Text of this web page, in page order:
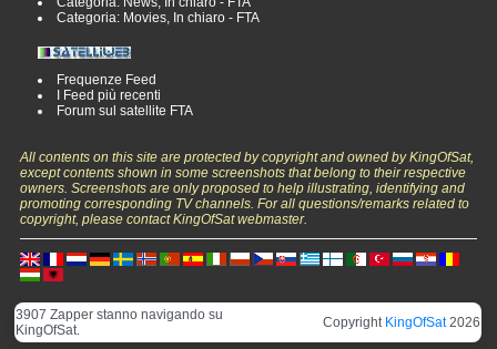
Categoria: Movies, In chiaro - FTA
Frequenze Feed
I Feed più recenti
Forum sul satellite FTA
All contents on this site are protected by copyright and owned by KingOfSat,
except contents shown in some screenshots that belong to their respective
owners. Screenshots are only proposed to help illustrating, identifying and
promoting corresponding TV channels. For all questions/remarks related to
copyright, please contact KingOfSat webmaster.
3907 Zapper stanno navigando su
KingOfSat.
Copyright KingOfSat2026